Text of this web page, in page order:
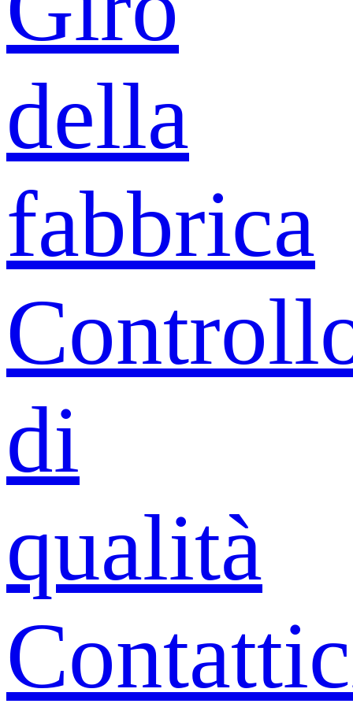
della
fabbrica
di
qualità